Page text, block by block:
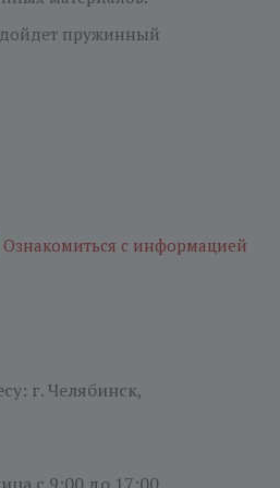
пружинный
Ознакомиться с информацией
г. Челябинск,